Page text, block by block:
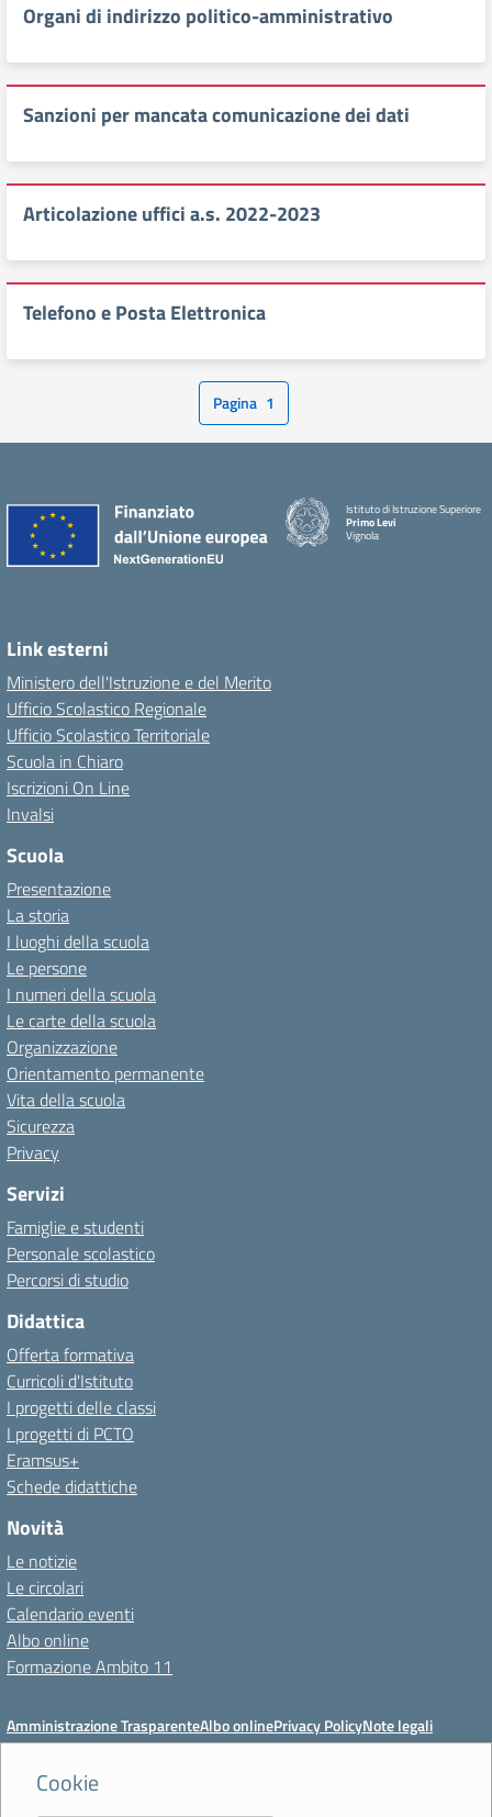
Cookie
Organi di indirizzo politico-amministrativo
Sanzioni per mancata comunicazione dei dati
Articolazione uffici a.s. 2022-2023
Telefono e Posta Elettronica
Pagina 1
Istituto di Istruzione Superiore
Primo Levi
Vignola
Link esterni
Ministero dell'Istruzione e del Merito
Ufficio Scolastico Regionale
Ufficio Scolastico Territoriale
Scuola in Chiaro
Iscrizioni On Line
Invalsi
Scuola
Presentazione
La storia
I luoghi della scuola
Le persone
I numeri della scuola
Le carte della scuola
Organizzazione
Orientamento permanente
Vita della scuola
Sicurezza
Privacy
Servizi
Famiglie e studenti
Personale scolastico
Percorsi di studio
Didattica
Offerta formativa
Curricoli d'Istituto
I progetti delle classi
I progetti di PCTO
Eramsus+
Schede didattiche
Novità
Le notizie
Le circolari
Calendario eventi
Albo online
Formazione Ambito 11
Amministrazione TrasparenteAlbo onlinePrivacy PolicyNote legali
Meccanismo di feedbackDichiarazioni di accessibilitàPreferenze cookie